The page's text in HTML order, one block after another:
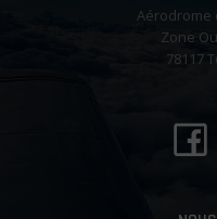
Aérodrome
Zone
78117